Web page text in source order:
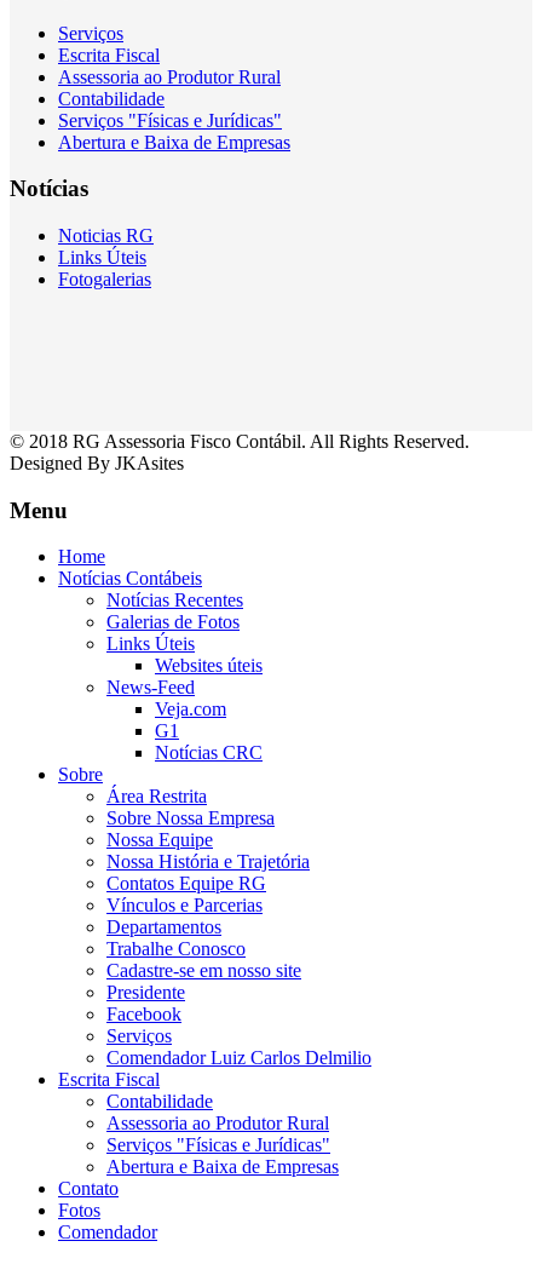
Serviços
Escrita Fiscal
Assessoria ao Produtor Rural
Contabilidade
Serviços "Físicas e Jurídicas"
Abertura e Baixa de Empresas
Notícias
Noticias RG
Links Úteis
Fotogalerias
© 2018 RG Assessoria Fisco Contábil. All Rights Reserved.
Designed By JKAsites
Menu
Home
Notícias Contábeis
Notícias Recentes
Galerias de Fotos
Links Úteis
Websites úteis
News-Feed
Veja.com
G1
Notícias CRC
Sobre
Área Restrita
Sobre Nossa Empresa
Nossa Equipe
Nossa História e Trajetória
Contatos Equipe RG
Vínculos e Parcerias
Departamentos
Trabalhe Conosco
Cadastre-se em nosso site
Presidente
Facebook
Serviços
Comendador Luiz Carlos Delmilio
Escrita Fiscal
Contabilidade
Assessoria ao Produtor Rural
Serviços "Físicas e Jurídicas"
Abertura e Baixa de Empresas
Contato
Fotos
Comendador